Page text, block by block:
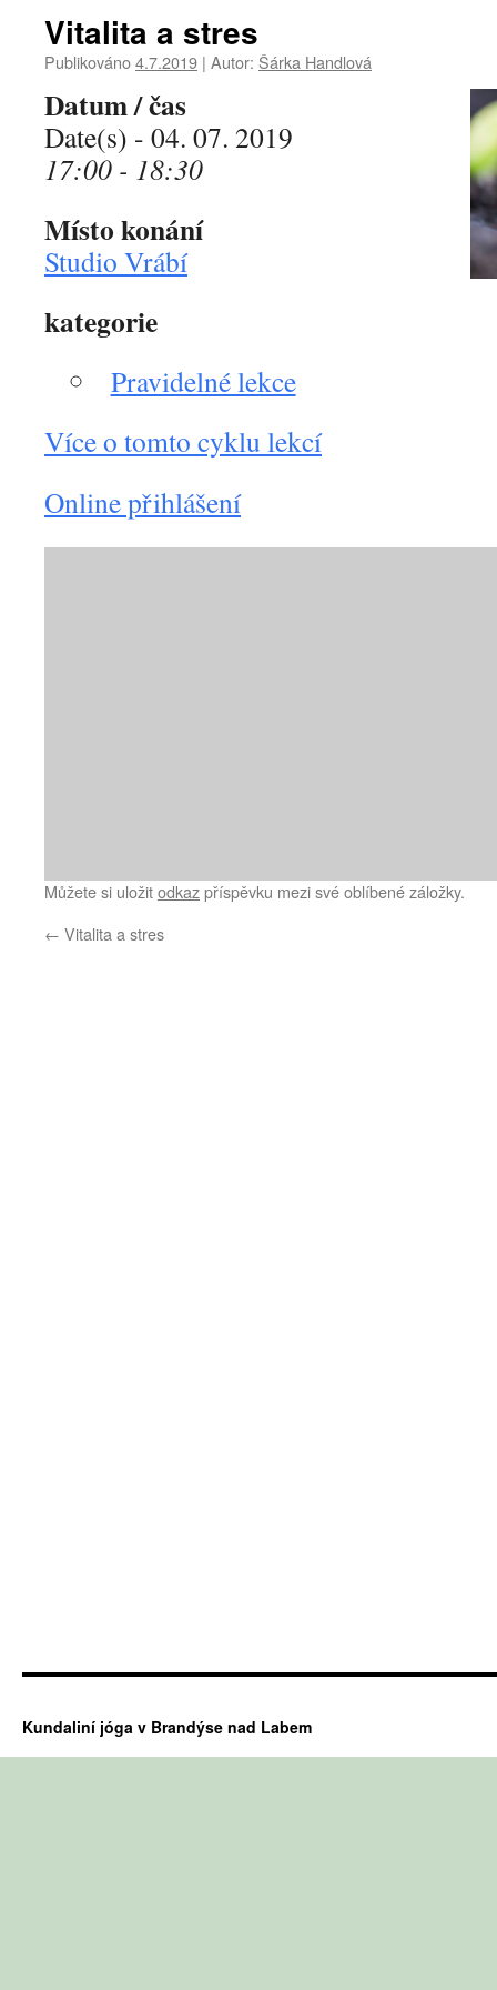
Vitalita a stres
Publikováno4.7.2019 | Autor: Šárka Handlová
Datum / čas
Date(s) - 04. 07. 2019
17:00 - 18:30
Místo konání
Studio Vrábí
kategorie
Pravidelné lekce
Více o tomto cyklu lekcí
Online přihlášení
Můžete si uložitodkazpříspěvku mezi své oblíbené záložky.
← Vitalita a stres
Kundaliní jóga v Brandýse nad Labem